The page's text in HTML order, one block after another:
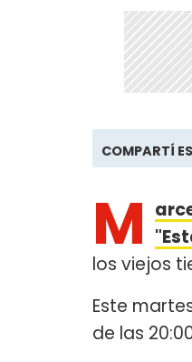
COMPARTÍ
M
los viejos
Este
de las